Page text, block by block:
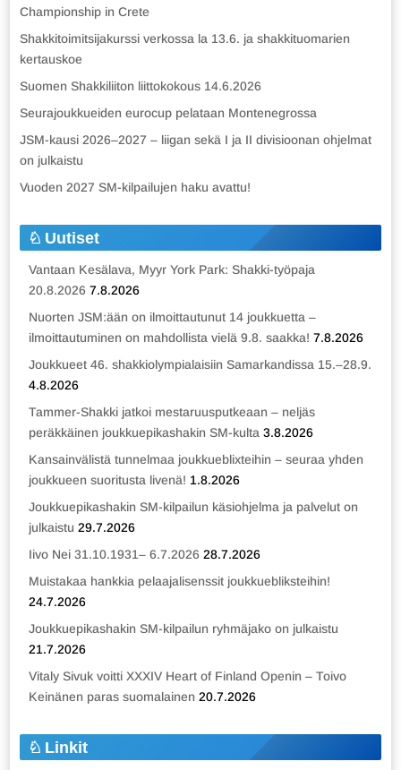
Championship in Crete
Shakkitoimitsijakurssi verkossa la 13.6. ja shakkituomarien
kertauskoe
Suomen Shakkiliiton liittokokous 14.6.2026
Seurajoukkueiden eurocup pelataan Montenegrossa
JSM-kausi 2026–2027 – liigan sekä I ja II divisioonan ohjelmat
on julkaistu
Vuoden 2027 SM-kilpailujen haku avattu!
Uutiset
Vantaan Kesälava, Myyr York Park: Shakki-työpaja
20.8.2026 7.8.2026
Nuorten JSM:ään on ilmoittautunut 14 joukkuetta –
ilmoittautuminen on mahdollista vielä 9.8. saakka! 7.8.2026
Joukkueet 46. shakkiolympialaisiin Samarkandissa 15.–28.9.
4.8.2026
Tammer-Shakki jatkoi mestaruusputkeaan – neljäs
peräkkäinen joukkuepikashakin SM-kulta 3.8.2026
Kansainvälistä tunnelmaa joukkueblixteihin – seuraa yhden
joukkueen suoritusta livenä! 1.8.2026
Joukkuepikashakin SM-kilpailun käsiohjelma ja palvelut on
julkaistu 29.7.2026
Iivo Nei 31.10.1931– 6.7.2026 28.7.2026
Muistakaa hankkia pelaajalisenssit joukkuebliksteihin!
24.7.2026
Joukkuepikashakin SM-kilpailun ryhmäjako on julkaistu
21.7.2026
Vitaly Sivuk voitti XXXIV Heart of Finland Openin – Toivo
Keinänen paras suomalainen 20.7.2026
Linkit